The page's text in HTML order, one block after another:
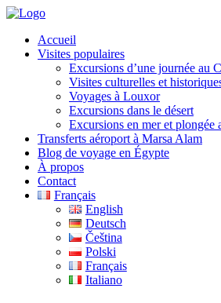
Accueil
Visites populaires
Excursions d’une journée au
Visites culturelles et
Voyages à Louxor
Excursions dans le désert
Excursions en mer et plongée
Transferts aéroport à Marsa Alam
Blog de voyage en Égypte
À propos
Contact
Français
English
Deutsch
Čeština
Polski
Français
Italiano